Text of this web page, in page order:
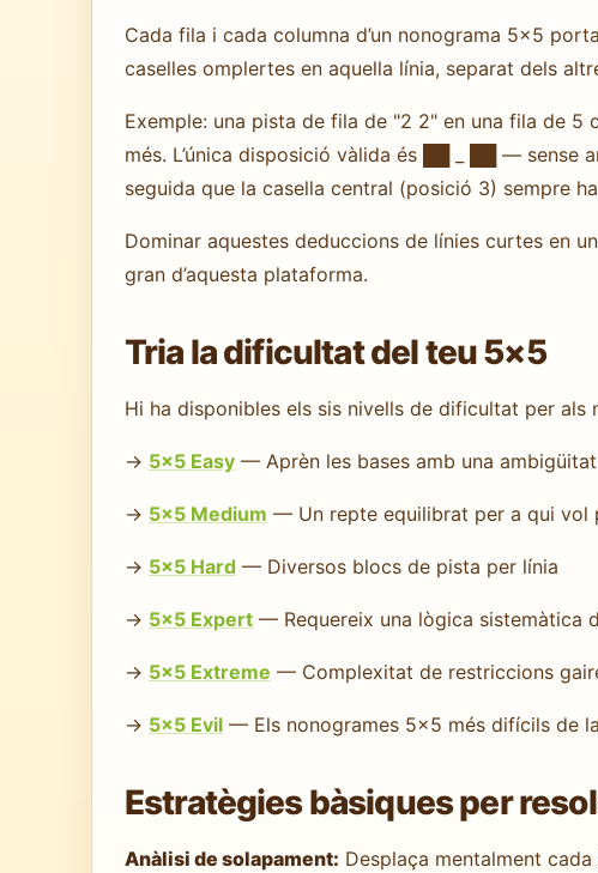
Cada fila i cada columna d’un nonograma 5×5
caselles omplertes en aquella línia, separat dels
Exemple: una pista de fila de "2 2" en una fila de 5
més. L’única disposició vàlida és ██ _ ██ — sense
seguida que la casella central (posició 3) sempre
Dominar aquestes deduccions de línies curtes en
gran d’aquesta plataforma.
Tria la dificultat del teu 5×5
Hi ha disponibles els sis nivells de dificultat per als
→ 5×5 Easy— Aprèn les bases amb una
→ 5×5 Medium — Un repte equilibrat per a qui vol
→ 5×5 Hard— Diversos blocs de pista per línia
→ 5×5 Expert— Requereix una lògica sistemàtica
→ 5×5 Extreme — Complexitat de restriccions
→ 5×5 Evil— Els nonogrames 5×5 més difícils de
Estratègies bàsiques per
Anàlisi de solapament: Desplaça mentalment